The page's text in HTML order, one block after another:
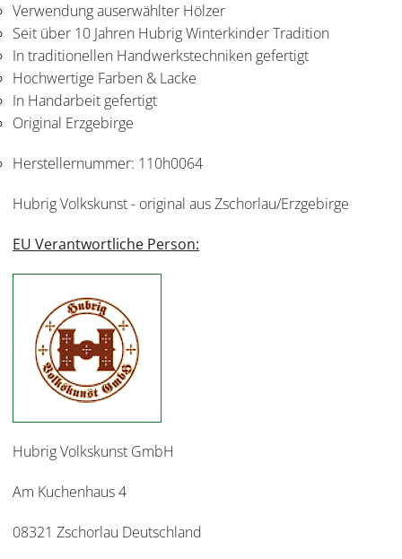
Verwendung auserwählter Hölzer
Seit über 10 Jahren Hubrig Winterkinder Tradition
In traditionellen Handwerkstechniken gefertigt
Hochwertige Farben & Lacke
In Handarbeit gefertigt
Original Erzgebirge
Herstellernummer: 110h0064
Hubrig Volkskunst - original aus Zschorlau/Erzgebirge
EU Verantwortliche Person:
Hubrig Volkskunst GmbH
Am Kuchenhaus 4
08321 Zschorlau Deutschland